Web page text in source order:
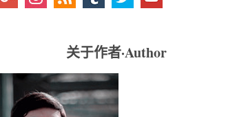
关于作者·Author